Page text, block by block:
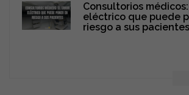
Consultorios
eléctrico que puede
riesgo a sus pacientes